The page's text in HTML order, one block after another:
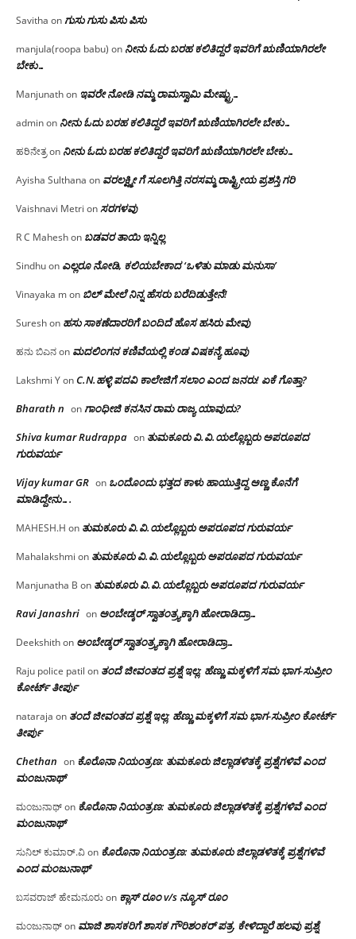
Savitha onಗುಸು ಗುಸು ಪಿಸು ಪಿಸು
manjula(roopa babu) on ನೀನು ಓದು ಬರಹ ಕಲಿತಿದ್ದರೆ ಇವರಿಗೆ ಋಣಿಯಾಗಿರಲೇ
ಬೇಕು…
Manjunathon ಇವರೇ‌ ನೋಡಿ‌ ನಮ್ಮ‌ ರಾಮಸ್ವಾಮಿ ಮೇಷ್ಟ್ರು…
adminon ನೀನು ಓದು ಬರಹ ಕಲಿತಿದ್ದರೆ ಇವರಿಗೆ ಋಣಿಯಾಗಿರಲೇ ಬೇಕು…
ಹರಿನೇತ್ರon ನೀನು ಓದು ಬರಹ ಕಲಿತಿದ್ದರೆ ಇವರಿಗೆ ಋಣಿಯಾಗಿರಲೇ ಬೇಕು…
Ayisha Sulthana on ವರಲಕ್ಷ್ಮೀ ಗೆ ಸೂಲಗಿತ್ತಿ ನರಸಮ್ಮ‌ ರಾಷ್ಟ್ರೀಯ ಪ್ರಶಸ್ತಿ ಗರಿ
Vaishnavi Metri onಸರಗಳವು
R C Maheshon ಬಡವರ ತಾಯಿ ಇನ್ನಿಲ್ಲ
Sindhuon ಎಲ್ಲರೂ ನೋಡಿ, ಕಲಿಯಬೇಕಾದ ‘ಒಳಿತು ಮಾಡು ಮನುಸಾ’
Vinayaka mon ಬಿಲ್ ಮೇಲೆ ನಿನ್ನ ಹೆಸರು ಬರೆದಿಡುತ್ತೇನೆ!
Sureshon ಹಸು ಸಾಕಣೆದಾರರಿಗೆ ಬಂದಿದೆ ಹೊಸ ಹಸಿರು ಮೇವು
ಹನು ಬಿಎನon ಮದಲಿಂಗನ ಕಣಿವೆಯಲ್ಲಿ ಕಂಡ ವಿಷಕನ್ಯೆ ಹೂವು
Lakshmi YonC.N.ಹಳ್ಳಿ ಪದವಿ ಕಾಲೇಜಿಗೆ ಸಲಾಂ‌ ಎಂದ ಜನರು! ಏಕೆ ಗೊತ್ತಾ?
Bharath n onಗಾಂಧೀಜಿ ಕನಸಿನ ರಾಮ ರಾಜ್ಯ ಯಾವುದು?
Shiva kumar Rudrappa on ತುಮಕೂರು‌ ವಿ.ವಿ.ಯಲ್ಲೊಬ್ಬರು ಅಪರೂಪದ
ಗುರುವರ್ಯ
Vijay kumar GR on ಒಂದೊಂದು ಭತ್ತದ ಕಾಳು ಹಾಯುತ್ತಿದ್ದ ಅಣ್ಣ ಕೊನೆಗೆ
ಮಾಡಿದ್ದೇನು….
MAHESH.H on ತುಮಕೂರು‌ ವಿ.ವಿ.ಯಲ್ಲೊಬ್ಬರು ಅಪರೂಪದ ಗುರುವರ್ಯ
Mahalakshmi on ತುಮಕೂರು‌ ವಿ.ವಿ.ಯಲ್ಲೊಬ್ಬರು ಅಪರೂಪದ ಗುರುವರ್ಯ
Manjunatha B on ತುಮಕೂರು‌ ವಿ.ವಿ.ಯಲ್ಲೊಬ್ಬರು ಅಪರೂಪದ ಗುರುವರ್ಯ
Ravi Janashri on ಅಂಬೇಡ್ಕರ್ ಸ್ವಾತಂತ್ರ್ಯಕ್ಕಾಗಿ ಹೋರಾಡಿದ್ರಾ…
Deekshithon ಅಂಬೇಡ್ಕರ್ ಸ್ವಾತಂತ್ರ್ಯಕ್ಕಾಗಿ ಹೋರಾಡಿದ್ರಾ…
Raju police patil on ತಂದೆ ಜೀವಂತದ ಪ್ರಶ್ನೆ ಇಲ್ಲ: ಹೆಣ್ಣು ಮಕ್ಕಳಿಗೆ ಸಮ ಭಾಗ-ಸುಪ್ರೀಂ
ಕೋರ್ಟ್ ತೀರ್ಪು
nataraja on ತಂದೆ ಜೀವಂತದ ಪ್ರಶ್ನೆ ಇಲ್ಲ: ಹೆಣ್ಣು ಮಕ್ಕಳಿಗೆ ಸಮ ಭಾಗ-ಸುಪ್ರೀಂ ಕೋರ್ಟ್
ತೀರ್ಪು
Chethan on ಕೊರೊನಾ ನಿಯಂತ್ರಣ: ತುಮಕೂರು ಜಿಲ್ಲಾಡಳಿತಕ್ಕೆ ಪ್ರಶ್ನೆಗಳಿವೆ ಎಂದ
ಮಂಜು‌ನಾಥ್
ಮಂಜುನಾಥ್on ಕೊರೊನಾ ನಿಯಂತ್ರಣ: ತುಮಕೂರು ಜಿಲ್ಲಾಡಳಿತಕ್ಕೆ ಪ್ರಶ್ನೆಗಳಿವೆ ಎಂದ
ಮಂಜು‌ನಾಥ್
ಸುನಿಲ್ ಕುಮಾರ್.ವಿon ಕೊರೊನಾ ನಿಯಂತ್ರಣ: ತುಮಕೂರು ಜಿಲ್ಲಾಡಳಿತಕ್ಕೆ ಪ್ರಶ್ನೆಗಳಿವೆ
ಎಂದ ಮಂಜು‌ನಾಥ್
ಬಸವರಾಜ್ ಹೇಮನೂರುon ಕ್ಲಾಸ್ ರೂಂ v/s ನ್ಯೂಸ್ ರೂಂ
ಮಂಜುನಾಥ್on ಮಾಜಿ ಶಾಸಕರಿಗೆ ಶಾಸಕ ಗೌರಿಶಂಕರ್ ಪತ್ರ, ಕೇಳಿದ್ದಾರೆ ಹಲವು ಪ್ರಶ್ನೆ